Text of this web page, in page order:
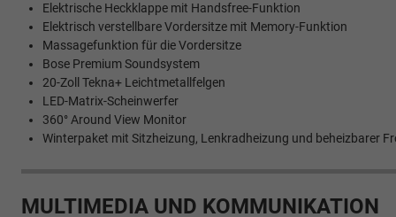
Elektrische Heckklappe mit Handsfree-Funktion
Elektrisch verstellbare Vordersitze mit Memory-Funktion
Massagefunktion für die Vordersitze
Bose Premium Soundsystem
20-Zoll Tekna+ Leichtmetallfelgen
LED-Matrix-Scheinwerfer
360° Around View Monitor
Winterpaket mit Sitzheizung, Lenkradheizung und beheizbarer
MULTIMEDIA UND KOMMUNIKATION